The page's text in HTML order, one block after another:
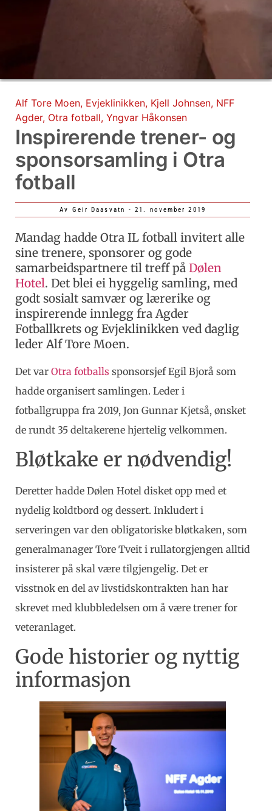
Alf Tore Moen, Evjeklinikken, Kjell Johnsen, NFF
Agder, Otra fotball, Yngvar Håkonsen
Inspirerende trener- og
sponsorsamling i Otra
fotball
Av Geir Daasvatn -21. november 2019
Mandag hadde Otra IL fotball invitert alle
sine trenere, sponsorer og gode
samarbeidspartnere til treff på Dølen
Hotel. Det blei ei hyggelig samling, med
godt sosialt samvær og lærerike og
inspirerende innlegg fra Agder
Fotballkrets og Evjeklinikken ved daglig
leder Alf Tore Moen.
Det var Otra fotballs sponsorsjef Egil Bjorå som
hadde organisert samlingen. Leder i
fotballgruppa fra 2019, Jon Gunnar Kjetså, ønsket
de rundt 35 deltakerene hjertelig velkommen.
Bløtkake er nødvendig!
Deretter hadde Dølen Hotel disket opp med et
nydelig koldtbord og dessert. Inkludert i
serveringen var den obligatoriske bløtkaken, som
generalmanager Tore Tveit i rullatorgjengen alltid
insisterer på skal være tilgjengelig. Det er
visstnok en del av livstidskontrakten han har
skrevet med klubbledelsen om å være trener for
veteranlaget.
Gode historier og nyttig
informasjon